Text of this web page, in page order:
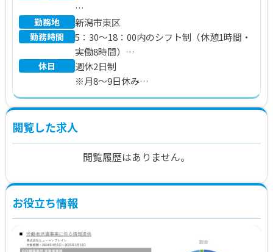
※別途 交通費、残業代支給
勤務地 新潟市東区
勤務時間
5：30～18：00内のシフト制（休憩1時間・
実働8時間）
※5：30～14：30／9：00～18：00 等
休日
週休2日制
※月8～9日休み
※（金）～（月）の便数が多いため、シフ
トが多くなる傾向があります。
閲覧した求人
閲覧履歴はありません。
お役立ち情報